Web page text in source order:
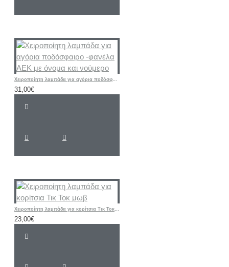
Χειροποίητη λαμπάδα για αγόρια ποδόσφαιρο -φανέλα ΑΕΚ με όνομα και νούμερο
31,00€
Χειροποίητη λαμπάδα για κορίτσια Τικ Τοκ μωβ
23,00€